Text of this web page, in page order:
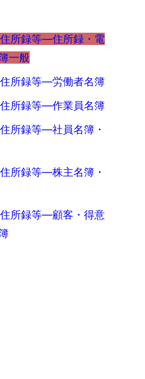
所録等―住所録・電
一般
所録等―労働者名簿
所録等―作業員名簿
所録等―社員名簿・
所録等―株主名簿・
所録等―顧客・得意